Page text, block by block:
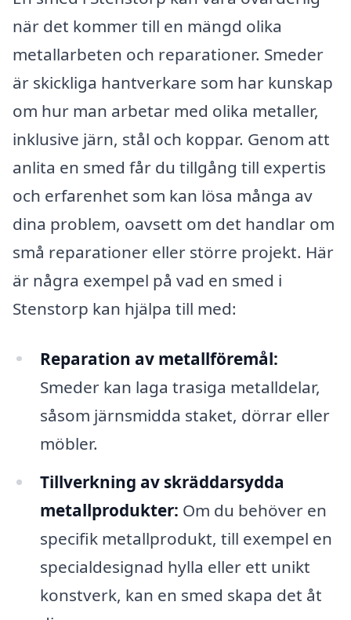
när det kommer till en mängd olika
metallarbeten och reparationer. Smeder
är skickliga hantverkare som har kunskap
om hur man arbetar med olika metaller,
inklusive järn, stål och koppar. Genom att
anlita en smed får du tillgång till expertis
och erfarenhet som kan lösa många av
dina problem, oavsett om det handlar om
små reparationer eller större projekt. Här
är några exempel på vad en smed i
Stenstorp kan hjälpa till med:
Reparation av metallföremål:
Smeder kan laga trasiga metalldelar,
såsom järnsmidda staket, dörrar eller
möbler.
Tillverkning av skräddarsydda
metallprodukter: Om du behöver en
specifik metallprodukt, till exempel en
specialdesignad hylla eller ett unikt
konstverk, kan en smed skapa det åt